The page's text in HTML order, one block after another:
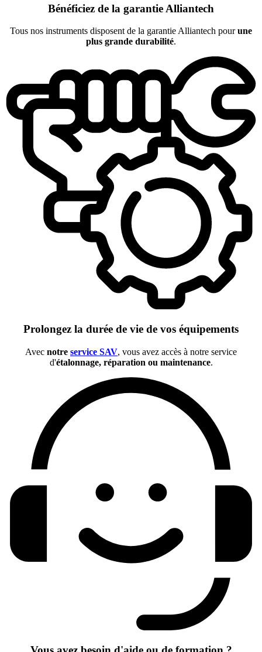
Bénéficiez de la garantie Alliantech
Tous nos instruments disposent de la garantie Alliantech pourune
plus grande durabilité.
Prolongez la durée de vie de vos équipements
Avec notre service SAV, vous avez accès à notre service
d'étalonnage, réparation ou maintenance.